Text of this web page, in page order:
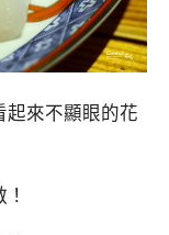
起來不顯眼的花